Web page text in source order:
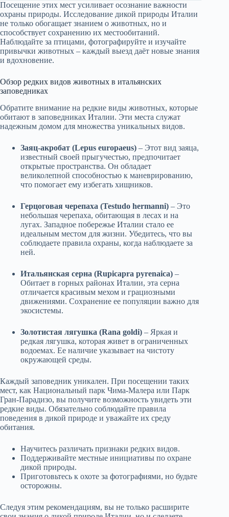
Посещение этих мест усиливает осознание важности
охраны природы. Исследование дикой природы Италии
не только обогащает знанием о животных, но и
способствует сохранению их местообитаний.
Наблюдайте за птицами, фотографируйте и изучайте
привычки животных – каждый выезд даёт новые знания
и вдохновение.
Обзор редких видов животных в итальянских
заповедниках
Обратите внимание на редкие виды животных, которые
обитают в заповедниках Италии. Эти места служат
надежным домом для множества уникальных видов.
Заяц-акробат (Lepus europaeus) – Этот вид заяца,
известный своей прыгучестью, предпочитает
открытые пространства. Он обладает
великолепной способностью к маневрированию,
что помогает ему избегать хищников.
Герцоговая черепаха (Testudo hermanni) – Это
небольшая черепаха, обитающая в лесах и на
лугах. Западное побережье Италии стало ее
идеальным местом для жизни. Убедитесь, что вы
соблюдаете правила охраны, когда наблюдаете за
ней.
Итальянская серна (Rupicapra pyrenaica) –
Обитает в горных районах Италии, эта серна
отличается красивым мехом и грациозными
движениями. Сохранение ее популяции важно для
экосистемы.
Золотистая лягушка (Rana goldi) – Яркая и
редкая лягушка, которая живет в ограниченных
водоемах. Ее наличие указывает на чистоту
окружающей среды.
Каждый заповедник уникален. При посещении таких
мест, как Национальный парк Чима-Малера или Парк
Гран-Парадизо, вы получите возможность увидеть эти
редкие виды. Обязательно соблюдайте правила
поведения в дикой природе и уважайте их среду
обитания.
Научитесь различать признаки редких видов.
Поддерживайте местные инициативы по охране
дикой природы.
Приготовьтесь к охоте за фотографиями, но будьте
осторожны.
Следуя этим рекомендациям, вы не только расширите